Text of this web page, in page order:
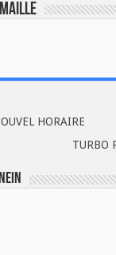
HORAIRE
TURBO